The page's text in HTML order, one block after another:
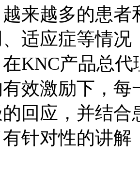
来越多的患
适应症等情
KNC产品总
效激励下，
回应，并结
针对性的讲